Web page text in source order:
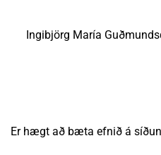
Ingibjörg María
Er hægt að bæta efnið á